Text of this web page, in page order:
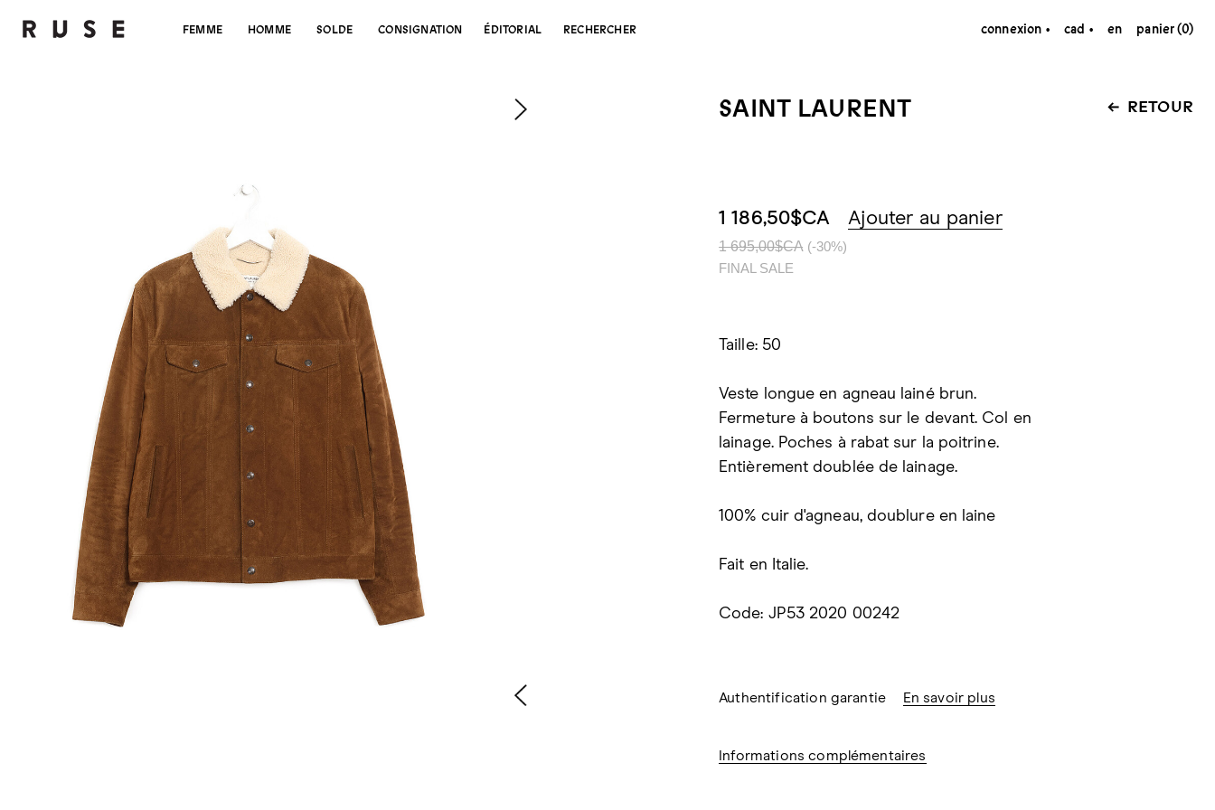
FEMME HOMME SOLDE CONSIGNATION ÉDITORIAL RECHERCHER connexion cad en panier (0)
SAINT LAURENT
1 186,50$CA Ajouter au panier
1 695,00$CA (-30%)
FINAL SALE
Taille: 50
Veste longue en agneau lainé brun.
Fermeture à boutons sur le devant. Col en
lainage. Poches à rabat sur la poitrine.
Entièrement doublée de lainage.
100% cuir d'agneau, doublure en laine
Fait en Italie.
Code: JP53 2020 00242
Authentification garantie En savoir plus
Informations complémentaires
RETOUR